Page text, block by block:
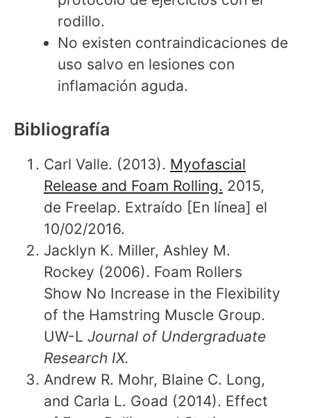
rodillo.
No existen contraindicaciones de
uso salvo en lesiones con
inflamación aguda.
Bibliografía
Carl Valle. (2013). Myofascial
Release and Foam Rolling. 2015,
de Freelap. Extraído [En línea] el
10/02/2016.
Jacklyn K. Miller, Ashley M.
Rockey (2006). Foam Rollers
Show No Increase in the Flexibility
of the Hamstring Muscle Group.
UW-L Journal of Undergraduate
Research IX.
Andrew R. Mohr, Blaine C. Long,
and Carla L. Goad (2014). Effect